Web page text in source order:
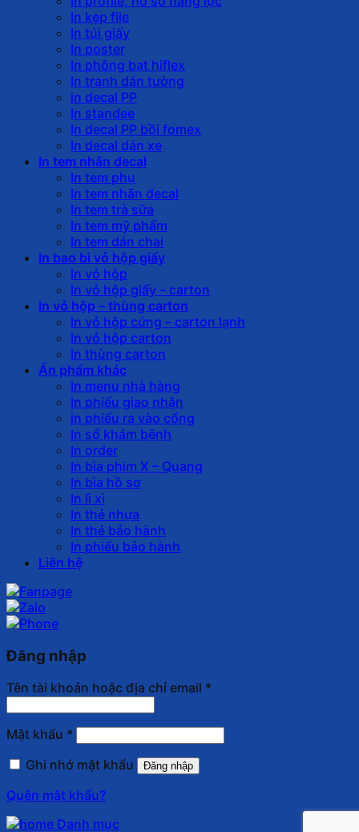
In kẹp file
In túi giấy
In poster
In phông bạt hiflex
In tranh dán tường
in decal PP
In standee
In decal PP bồi fomex
In decal dán xe
In tem nhãn decal
In tem phụ
In tem nhãn decal
In tem trà sữa
In tem mỹ phẩm
In tem dán chai
In bao bì vỏ hộp giấy
In vỏ hộp
In vỏ hộp giấy – carton
In vỏ hộp – thùng carton
In vỏ hộp cứng – carton lạnh
In vỏ hộp carton
In thùng carton
Ấn phẩm khác
In menu nhà hàng
In phiếu giao nhận
in phiếu ra vào cổng
In sổ khám bệnh
In order
In bìa phim X – Quang
In bìa hồ sơ
In lì xì
In thẻ nhựa
In thẻ bảo hành
In phiếu bảo hành
Liên hệ
Đăng nhập
Tên tài khoản hoặc địa chỉ email *
Mật khẩu *
Ghi nhớ mật khẩu
Đăng nhập
Quên mật khẩu?
Danh mục